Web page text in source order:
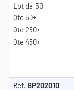
50
BP202010